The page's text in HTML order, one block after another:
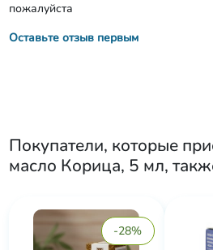
пожалуйста
Оставьте отзыв первым
Покупатели, которые
масло Корица, 5 мл,
-28%